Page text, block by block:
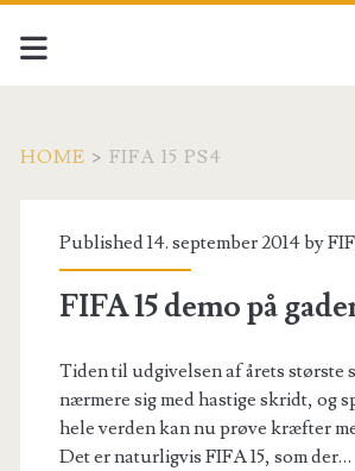
HOME > FIFA 15 PS4
Tag:
<span>fifa
ps4</span>
Published 14. september 2014 by
FIFA 15 demo på
Tiden til udgivelsen af årets største
nærmere sig med hastige skridt, og
hele verden kan nu prøve kræfter
Det er naturligvis FIFA 15, som der…